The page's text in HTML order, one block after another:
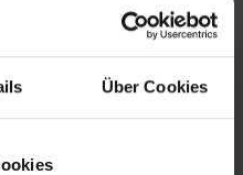
Über Cookies